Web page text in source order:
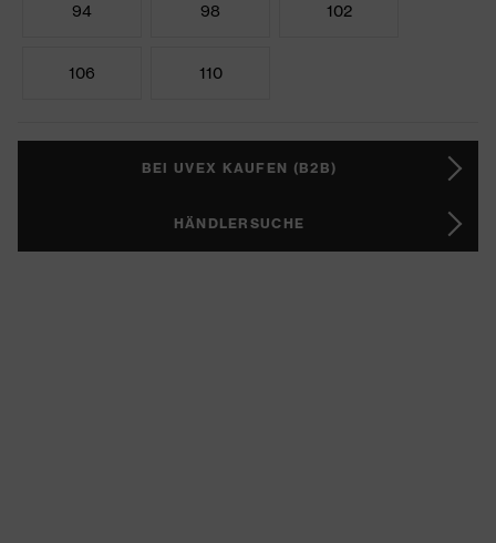
94 98 102
106 110
BEI UVEX KAUFEN (B2B)
HÄNDLERSUCHE